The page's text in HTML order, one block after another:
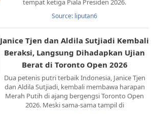
tempat ketiga Piala Presiden 2026.
Source: liputan6
Janice Tjen dan Aldila Sutjiadi Kembali
Beraksi, Langsung Dihadapkan Ujian
Berat di Toronto Open 2026
Dua petenis putri terbaik Indonesia, Janice Tjen
dan Aldila Sutjiadi, kembali membawa harapan
Merah Putih di ajang bergengsi Toronto Open
2026. Meski sama-sama tampil di